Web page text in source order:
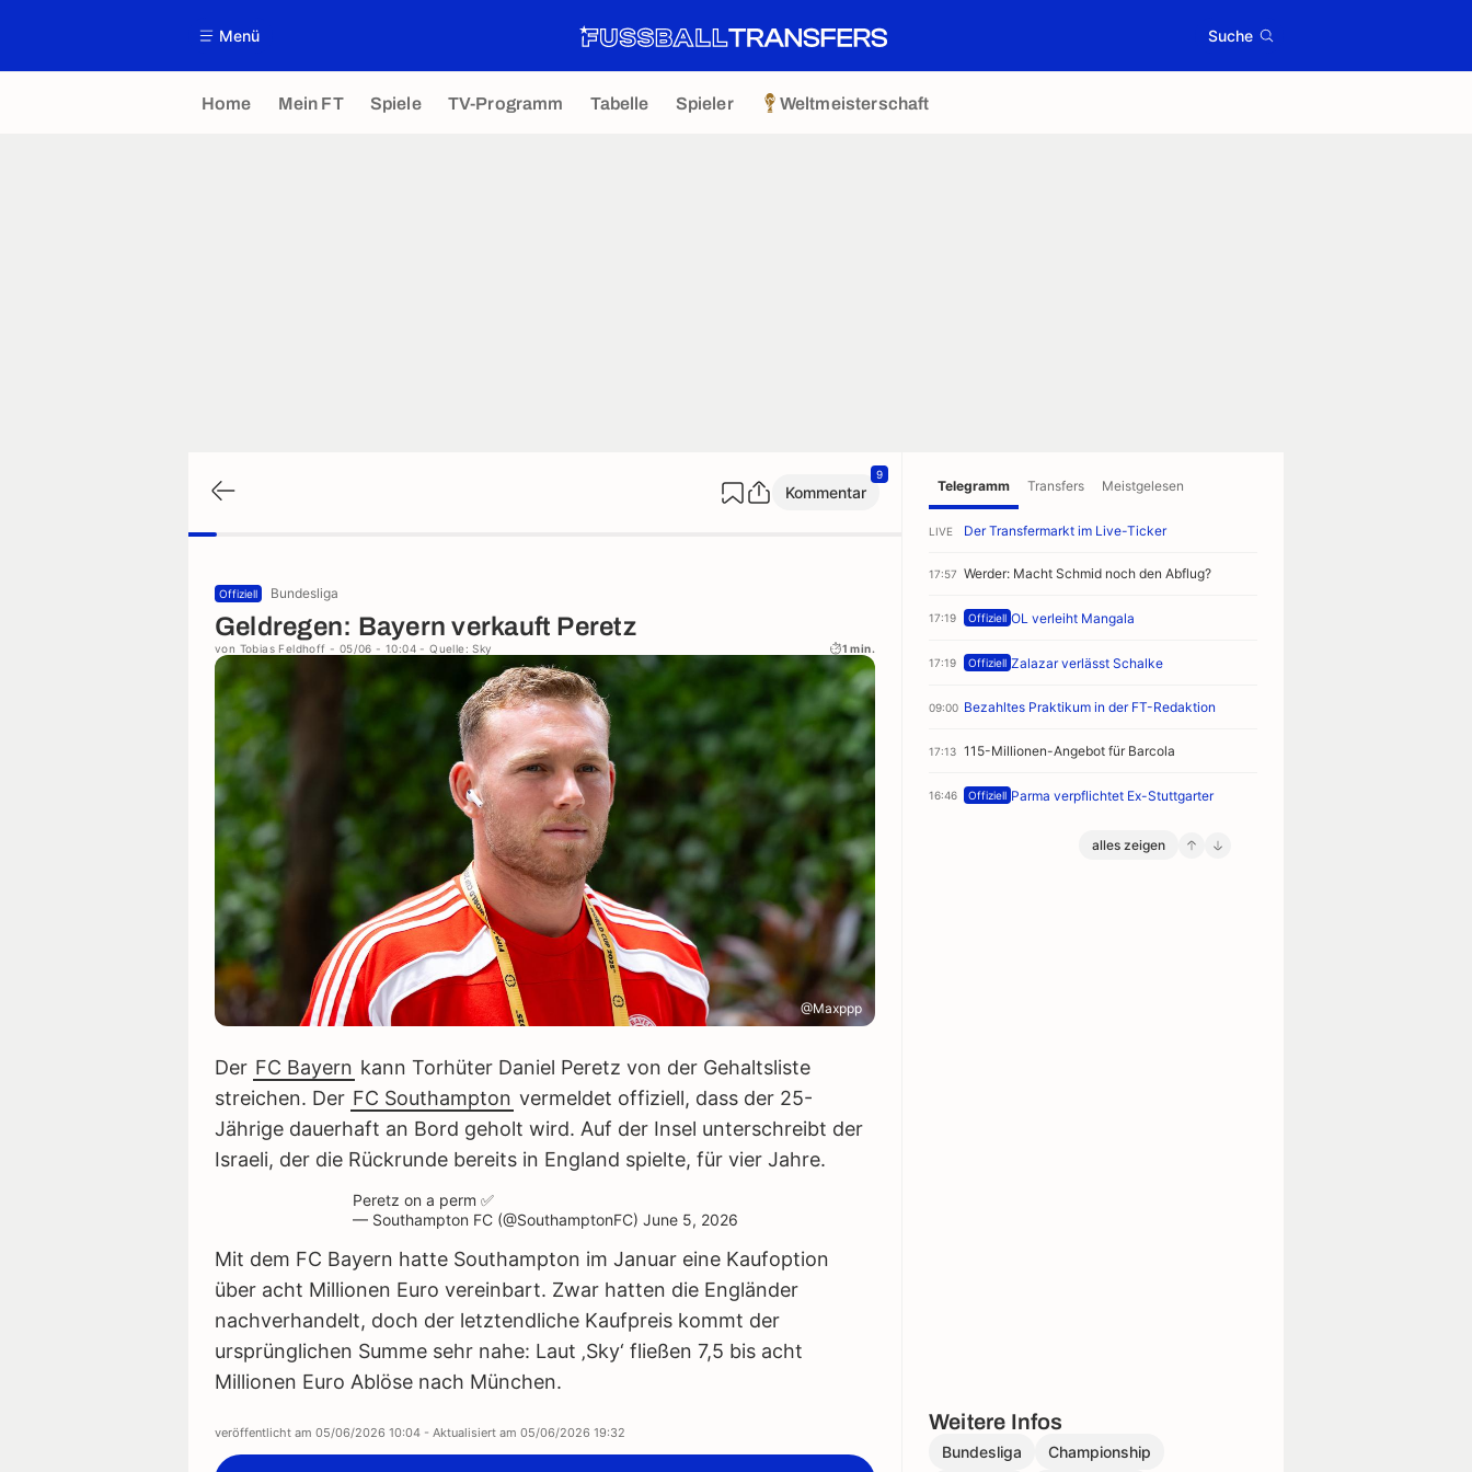
Menü Suche
Home Mein FT Spiele TV-Programm Tabelle Spieler Weltmeisterschaft
Kommentar
9
Offiziell Bundesliga
Geldregen: Bayern verkauft Peretz
von Tobias Feldhoff - 05/06 - 10:04 - Quelle: Sky 1 min.
@Maxppp
Der FC Bayern kann Torhüter Daniel Peretz von der Gehaltsliste
streichen. Der FC Southampton vermeldet offiziell, dass der 25-
Jährige dauerhaft an Bord geholt wird. Auf der Insel unterschreibt der
Israeli, der die Rückrunde bereits in England spielte, für vier Jahre.
Peretz on a perm ✅
— Southampton FC (@SouthamptonFC) June 5, 2026
Mit dem FC Bayern hatte Southampton im Januar eine Kaufoption
über acht Millionen Euro vereinbart. Zwar hatten die Engländer
nachverhandelt, doch der letztendliche Kaufpreis kommt der
ursprünglichen Summe sehr nahe: Laut ‚Sky‘ fließen 7,5 bis acht
Millionen Euro Ablöse nach München.
veröffentlicht am 05/06/2026 10:04 - Aktualisiert am 05/06/2026 19:32
Telegramm Transfers Meistgelesen
LIVE Der Transfermarkt im Live-Ticker
17:57 Werder: Macht Schmid noch den Abflug?
17:19 Offiziell OL verleiht Mangala
17:19 Offiziell Zalazar verlässt Schalke
09:00 Bezahltes Praktikum in der FT-Redaktion
17:13 115-Millionen-Angebot für Barcola
16:46 Offiziell Parma verpflichtet Ex-Stuttgarter
alles zeigen
Weitere Infos
Bundesliga Championship